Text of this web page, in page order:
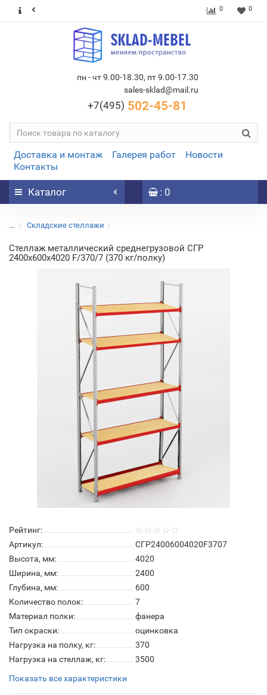
0 0
пн - чт 9.00-18.30, пт 9.00-17.30
sales-sklad@mail.ru
+7(495) 502-45-81
Доставка и монтаж Галерея работ
Новости
Контакты
Каталог : 0
... Складские стеллажи
Стеллаж металлический среднегрузовой СГР
2400х600х4020 F/370/7 (370 кг/полку)
Рейтинг:
Артикул:
СГР24006004020F3707
Высота, мм:
4020
Ширина, мм:
2400
Глубина, мм:
600
Количество полок:
7
Материал полки:
фанера
Тип окраски:
оцинковка
Нагрузка на полку, кг:
370
Нагрузка на стеллаж, кг:
3500
Показать все характеристики